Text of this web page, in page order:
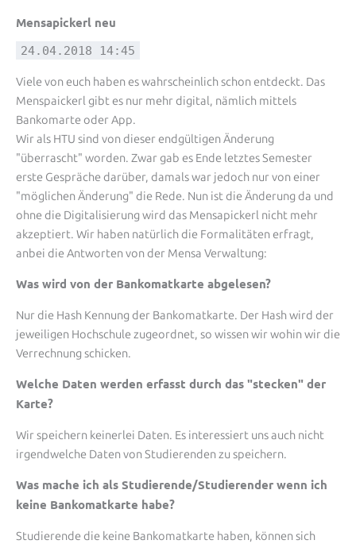
Mensapickerl neu
24.04.2018 14:45
Viele von euch haben es wahrscheinlich schon entdeckt. Das
Menspaickerl gibt es nur mehr digital, nämlich mittels
Bankomarte oder App.
Wir als HTU sind von dieser endgültigen Änderung
"überrascht" worden. Zwar gab es Ende letztes Semester
erste Gespräche darüber, damals war jedoch nur von einer
"möglichen Änderung" die Rede. Nun ist die Änderung da und
ohne die Digitalisierung wird das Mensapickerl nicht mehr
akzeptiert. Wir haben natürlich die Formalitäten erfragt,
anbei die Antworten von der Mensa Verwaltung:
Was wird von der Bankomatkarte abgelesen?
Nur die Hash Kennung der Bankomatkarte. Der Hash wird der
jeweiligen Hochschule zugeordnet, so wissen wir wohin wir die
Verrechnung schicken.
Welche Daten werden erfasst durch das "stecken" der
Karte?
Wir speichern keinerlei Daten. Es interessiert uns auch nicht
irgendwelche Daten von Studierenden zu speichern.
Was mache ich als Studierende/Studierender wenn ich
keine Bankomatkarte habe?
Studierende die keine Bankomatkarte haben, können sich